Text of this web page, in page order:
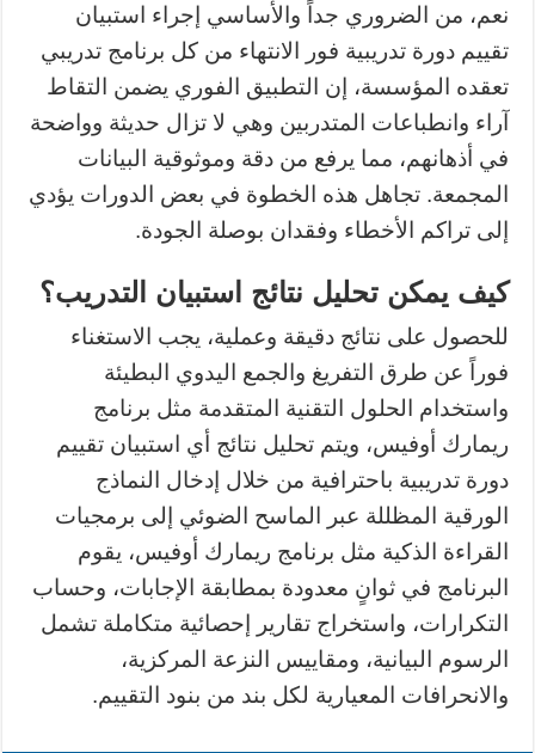
نعم، من الضروري جداً والأساسي إجراء استبيان
تقييم دورة تدريبية فور الانتهاء من كل برنامج تدريبي
تعقده المؤسسة، إن التطبيق الفوري يضمن التقاط
آراء وانطباعات المتدربين وهي لا تزال حديثة وواضحة
في أذهانهم، مما يرفع من دقة وموثوقية البيانات
المجمعة. تجاهل هذه الخطوة في بعض الدورات يؤدي
إلى تراكم الأخطاء وفقدان بوصلة الجودة.
كيف يمكن تحليل نتائج استبيان التدريب؟
للحصول على نتائج دقيقة وعملية، يجب الاستغناء
فوراً عن طرق التفريغ والجمع اليدوي البطيئة
واستخدام الحلول التقنية المتقدمة مثل برنامج
ريمارك أوفيس، ويتم تحليل نتائج أي استبيان تقييم
دورة تدريبية باحترافية من خلال إدخال النماذج
الورقية المظللة عبر الماسح الضوئي إلى برمجيات
القراءة الذكية مثل برنامج ريمارك أوفيس، يقوم
البرنامج في ثوانٍ معدودة بمطابقة الإجابات، وحساب
التكرارات، واستخراج تقارير إحصائية متكاملة تشمل
الرسوم البيانية، ومقاييس النزعة المركزية،
والانحرافات المعيارية لكل بند من بنود التقييم.